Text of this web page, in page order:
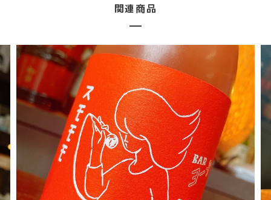
関連商品